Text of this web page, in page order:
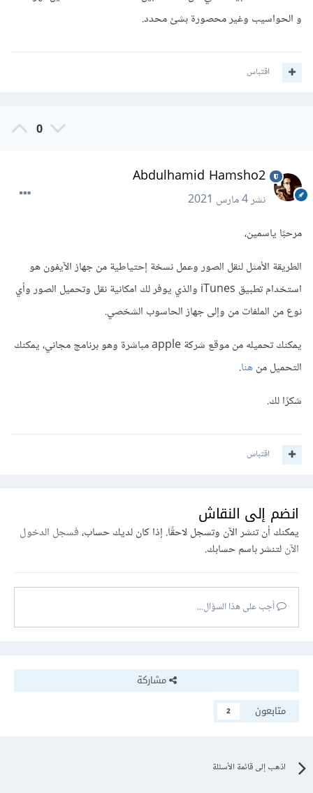
و الحواسيب وغير محصورة بشئ محدد.
اقتباس
0
Abdulhamid Hamsho2
نشر4 مارس 2021
مرحبًا ياسمين،
الطريقة الأمثل لنقل الصور وعمل نسخة إحتياطية من جهاز الآيفون هو
استخدام تطبيق iTunes والذي يوفر لك امكانية نقل وتحميل الصور وأي
نوع من الملفات من وإلى جهاز الحاسوب الشخصي.
يمكنك تحميله من موقع شركة apple مباشرة وهو برنامج مجاني، يمكنك
التحميل منهنا.
شكرًا لك.
اقتباس
انضم إلى النقاش
يمكنك أن تنشر الآن وتسجل لاحقًا. إذا كان لديك حساب،فسجل الدخول
الآنلتنشر باسم حسابك.
أجب على هذا السؤال...
مشاركة
متابعون
2
اذهب إلى قائمة الأسئلة